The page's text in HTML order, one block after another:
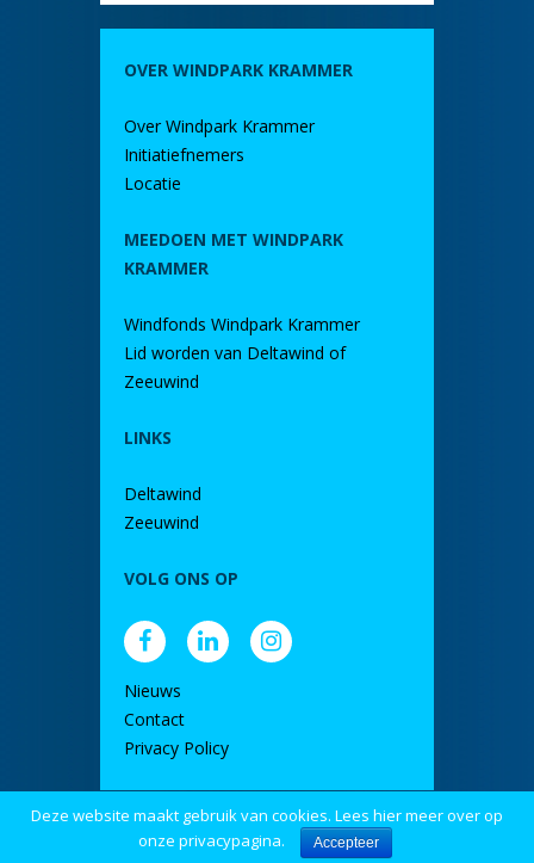
OVER WINDPARK KRAMMER
Over Windpark Krammer
Initiatiefnemers
Locatie
MEEDOEN MET WINDPARK
KRAMMER
Windfonds Windpark Krammer
Lid worden van Deltawind of
Zeeuwind
LINKS
Deltawind
Zeeuwind
VOLG ONS OP
Nieuws
Contact
Privacy Policy
door DINK
Deze website maakt gebruik van cookies. Lees hier meer over op
onze privacypagina.
Accepteer